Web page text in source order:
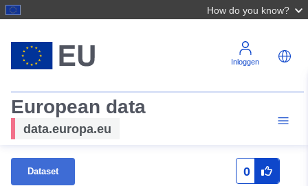
How do you know?
Inloggen
European data
data.europa.eu
Dataset 0